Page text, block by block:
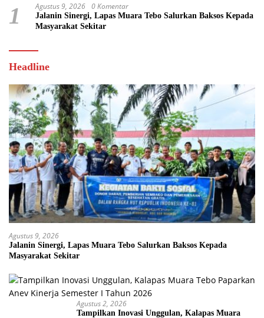
1 Agustus 9, 2026 0 Komentar
Jalanin Sinergi, Lapas Muara Tebo Salurkan Baksos Kepada
Masyarakat Sekitar
Headline
Agustus 9, 2026
Jalanin Sinergi, Lapas Muara Tebo Salurkan Baksos Kepada
Masyarakat Sekitar
Agustus 2, 2026
Tampilkan Inovasi Unggulan, Kalapas Muara